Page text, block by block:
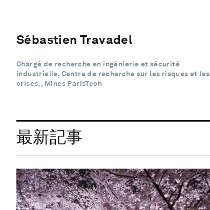
Sébastien Travadel
Chargé de recherche en ingénierie et sécurité
industrielle, Centre de recherche sur les risques et les
crises, , Mines ParisTech
最新記事